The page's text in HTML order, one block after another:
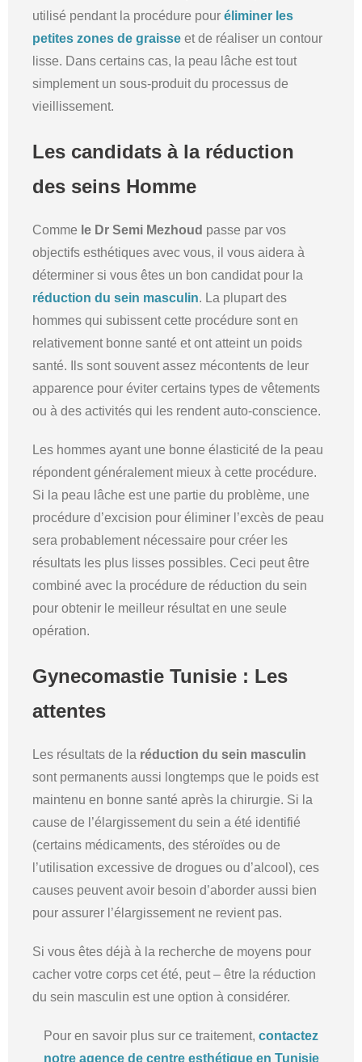
utilisé pendant la procédure pour éliminer les
petites zones de graisse et de réaliser un contour
lisse. Dans certains cas, la peau lâche est tout
simplement un sous-produit du processus de
vieillissement.
Les candidats à la réduction
des seins Homme
Comme le Dr Semi Mezhoud passe par vos
objectifs esthétiques avec vous, il vous aidera à
déterminer si vous êtes un bon candidat pour la
réduction du sein masculin. La plupart des
hommes qui subissent cette procédure sont en
relativement bonne santé et ont atteint un poids
santé. Ils sont souvent assez mécontents de leur
apparence pour éviter certains types de vêtements
ou à des activités qui les rendent auto-conscience.
Les hommes ayant une bonne élasticité de la peau
répondent généralement mieux à cette procédure.
Si la peau lâche est une partie du problème, une
procédure d’excision pour éliminer l’excès de peau
sera probablement nécessaire pour créer les
résultats les plus lisses possibles. Ceci peut être
combiné avec la procédure de réduction du sein
pour obtenir le meilleur résultat en une seule
opération.
Gynecomastie Tunisie : Les
attentes
Les résultats de la réduction du sein masculin
sont permanents aussi longtemps que le poids est
maintenu en bonne santé après la chirurgie. Si la
cause de l’élargissement du sein a été identifié
(certains médicaments, des stéroïdes ou de
l’utilisation excessive de drogues ou d’alcool), ces
causes peuvent avoir besoin d’aborder aussi bien
pour assurer l’élargissement ne revient pas.
Si vous êtes déjà à la recherche de moyens pour
cacher votre corps cet été, peut – être la réduction
du sein masculin est une option à considérer.
Pour en savoir plus sur ce traitement, contactez
notre agence de centre esthétique en Tunisie